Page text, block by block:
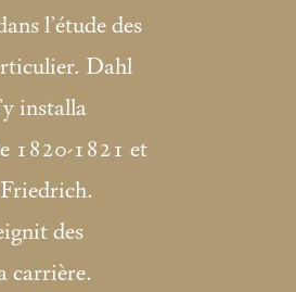
l’étude des
Dahl
installa
1820-1821 et
des
carrière.